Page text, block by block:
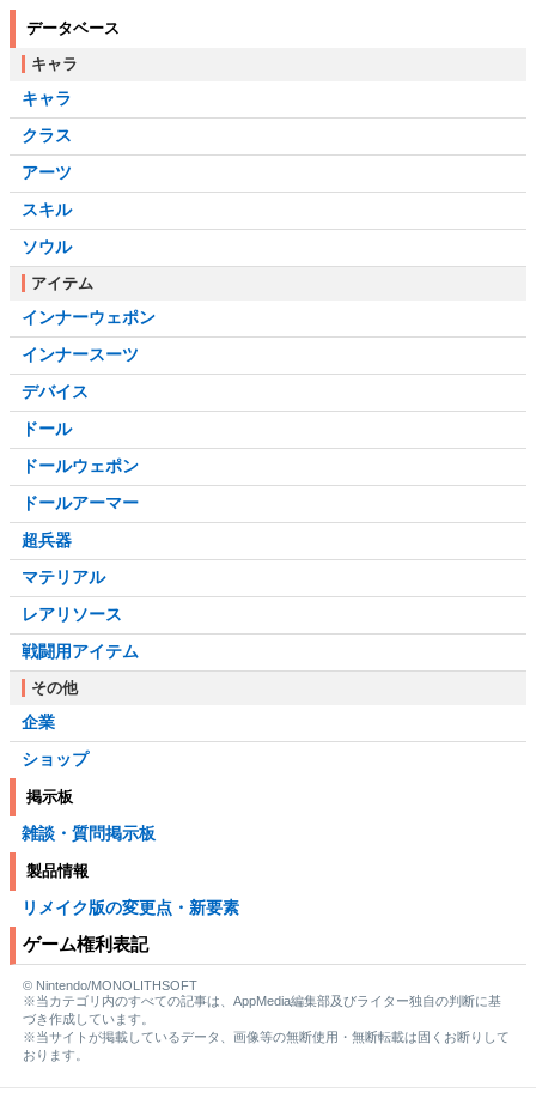
データベース
キャラ
キャラ
クラス
アーツ
スキル
ソウル
アイテム
インナーウェポン
インナースーツ
デバイス
ドール
ドールウェポン
ドールアーマー
超兵器
マテリアル
レアリソース
戦闘用アイテム
その他
企業
ショップ
掲示板
雑談・質問掲示板
製品情報
リメイク版の変更点・新要素
ゲーム権利表記
© Nintendo/MONOLITHSOFT
※当カテゴリ内のすべての記事は、AppMedia編集部及びライター独自の判断に基
づき作成しています。
※当サイトが掲載しているデータ、画像等の無断使用・無断転載は固くお断りして
おります。